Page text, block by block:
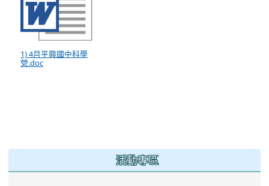
1) 4月平興國中科學
營.doc
活動專區